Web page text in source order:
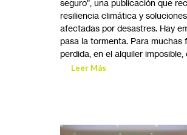
seguro”, una publicación que
resiliencia climática y
afectadas por desastres. Hay
pasa la tormenta. Para muchas
perdida, en el alquiler imposible,
Leer Más